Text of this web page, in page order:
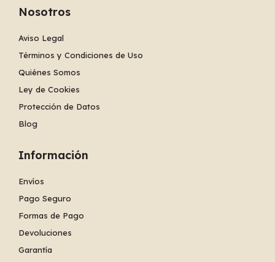
Nosotros
Aviso Legal
Términos y Condiciones de Uso
Quiénes Somos
Ley de Cookies
Protección de Datos
Blog
Información
Envíos
Pago Seguro
Formas de Pago
Devoluciones
Garantía